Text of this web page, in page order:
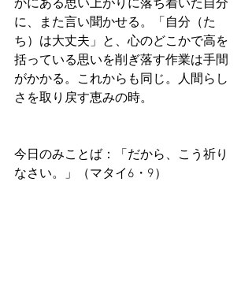
かにある思い上がりに落ち着いた自分
に、また言い聞かせる。「自分（た
ち）は大丈夫」と、心のどこかで高を
括っている思いを削ぎ落す作業は手間
がかかる。これからも同じ。人間らし
さを取り戻す恵みの時。
今日のみことば：「だから、こう祈り
なさい。」（マタイ6・9）